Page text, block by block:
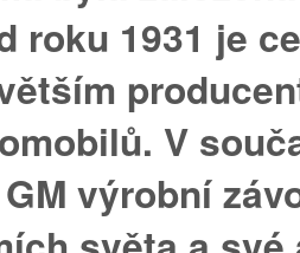
roku 1931 je
V
výrobní